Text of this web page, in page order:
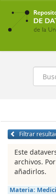
Ir
contenido
principal
Buscar
Filtrar
Este
archivos.
añadirlos.
Materia: